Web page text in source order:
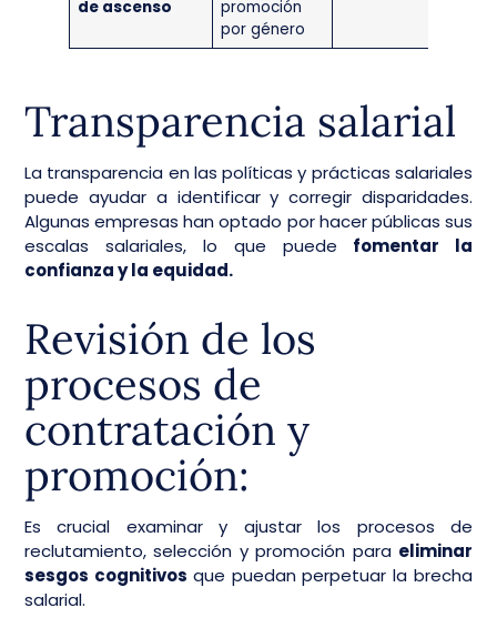
de ascenso
promoción
por género
Transparencia salarial
La transparencia en las políticas y prácticas salariales
puede ayudar a identificar y corregir disparidades.
Algunas empresas han optado por hacer públicas sus
escalas salariales, lo que puede fomentar la
confianza y la equidad.
Revisión de los
procesos de
contratación y
promoción:
Es crucial examinar y ajustar los procesos de
reclutamiento, selección y promoción para eliminar
sesgos cognitivos que puedan perpetuar la brecha
salarial.